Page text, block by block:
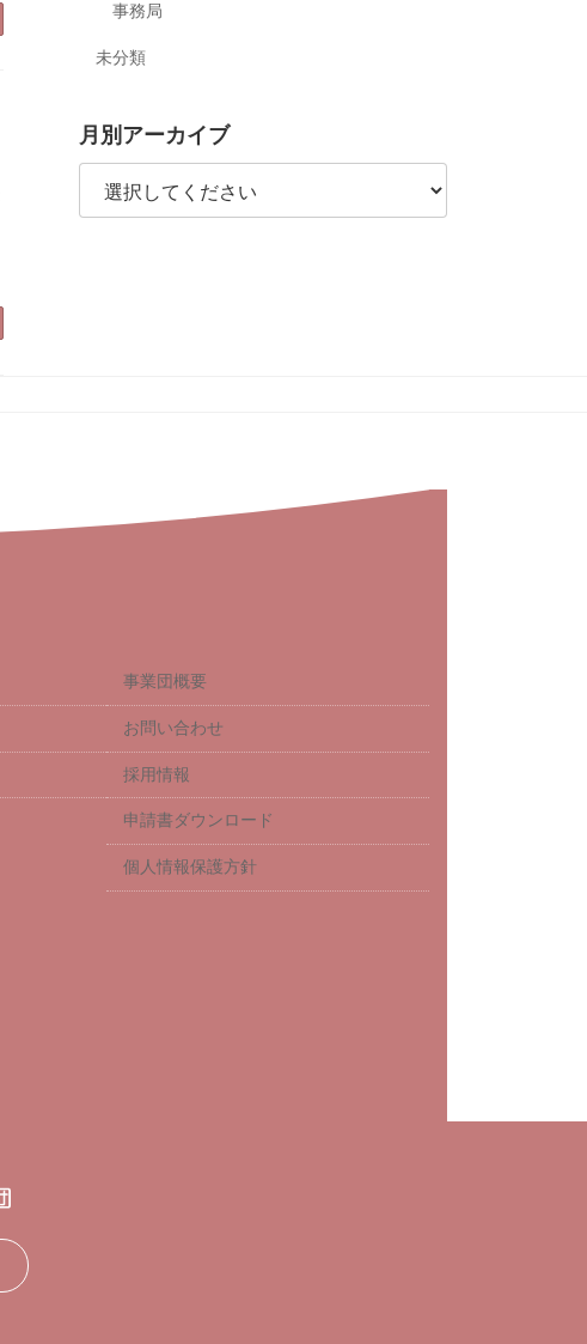
事務局
未分類
月別アーカイブ
事業団概要
お問い合わせ
採用情報
申請書ダウンロード
個人情報保護方針